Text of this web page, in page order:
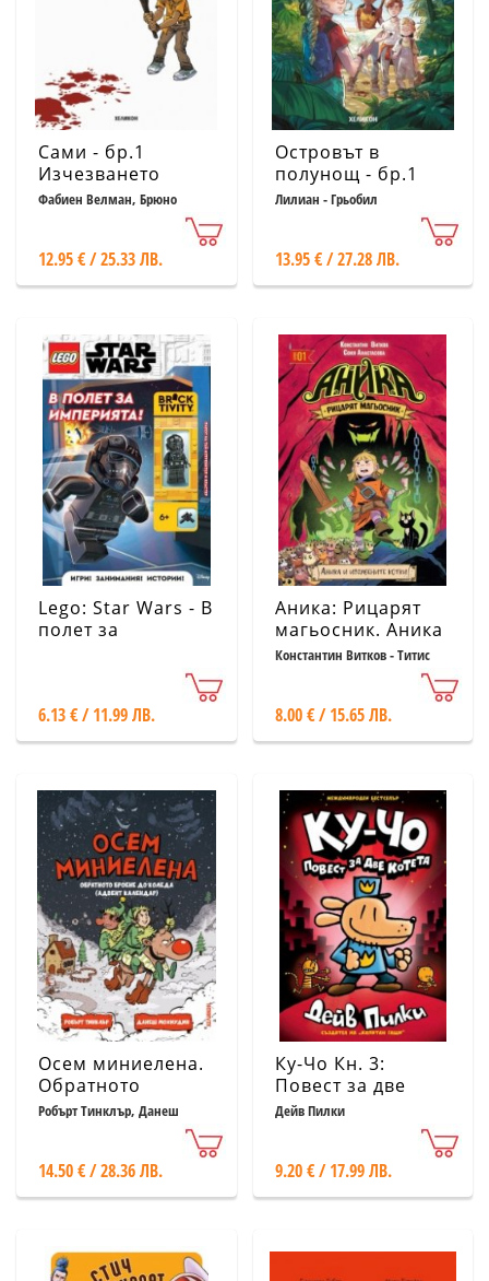
Сами - бр.1
Изчезването
Фабиен Велман, Брюно
12.95 € / 25.33 ЛВ.
Островът в
полунощ - бр.1
Пробуждането на
Лилиан - Грьобил
13.95 € / 27.28 ЛВ.
Lego: Star Wars - В
полет за
6.13 € / 11.99 ЛВ.
Аника: Рицарят
магьосник. Аника
и изгубените
Константин Витков - Титис
8.00 € / 15.65 ЛВ.
Осем миниелена.
Обратното
броене до Коледа
(адвент календар)
Робърт Тинклър, Данеш
14.50 € / 28.36 ЛВ.
Ку-Чо Кн. 3:
Повест за две
котета
Дейв Пилки
9.20 € / 17.99 ЛВ.